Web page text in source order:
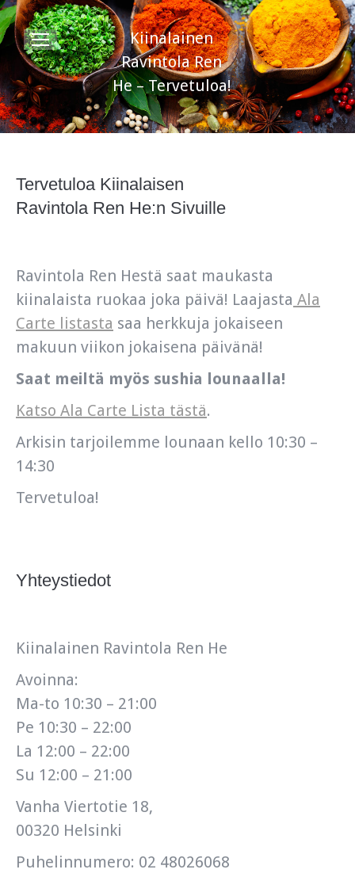
Kiinalainen
Ravintola Ren
He – Tervetuloa!
Tervetuloa Kiinalaisen
Ravintola Ren He:n Sivuille
Ravintola Ren Hestä saat maukasta
kiinalaista ruokaa joka päivä! Laajasta Ala
Carte listasta saa herkkuja jokaiseen
makuun viikon jokaisena päivänä!
Saat meiltä myös sushia lounaalla!
Katso Ala Carte Lista tästä.
Arkisin tarjoilemme lounaan kello 10:30 –
14:30
Tervetuloa!
Yhteystiedot
Kiinalainen Ravintola Ren He
Avoinna:
Ma-to 10:30 – 21:00
Pe 10:30 – 22:00
La 12:00 – 22:00
Su 12:00 – 21:00
Vanha Viertotie 18,
00320 Helsinki
Puhelinnumero: 02 48026068